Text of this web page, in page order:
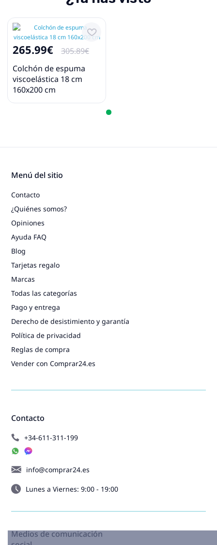
265.99€
305.89€
Colchón de espuma
viscoelástica 18 cm
160x200 cm
Contacto
+34-611-311-199
info@comprar24.es
Lunes a Viernes: 9:00 - 19:00
Menú del sitio
Contacto
¿Quiénes somos?
Opiniones
Ayuda FAQ
Blog
Tarjetas regalo
Marcas
Todas las categorías
Pago y entrega
Derecho de desistimiento y garantía
Política de privacidad
Reglas de compra
Vender con Comprar24.es
Medios de comunicación